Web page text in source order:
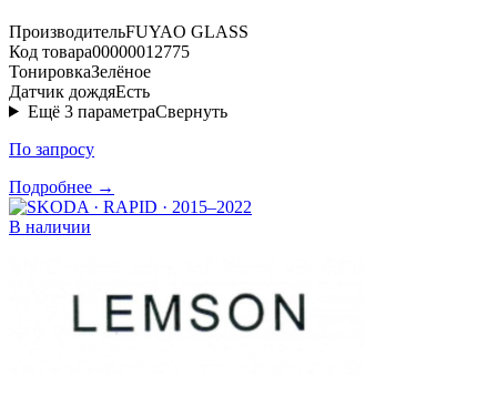
ПроизводительFUYAO GLASS
Код товара00000012775
ТонировкаЗелёное
Датчик дождяЕсть
Ещё 3 параметраСвернуть
По запросу
Подробнее →
В наличии